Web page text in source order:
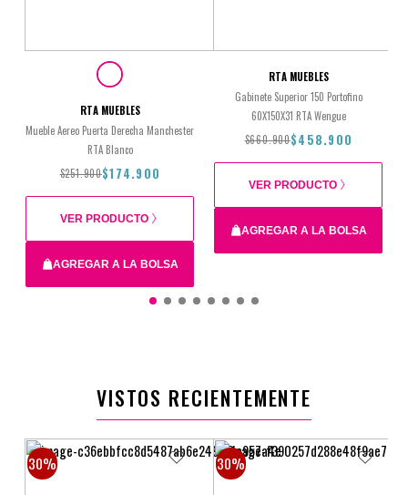
RTA MUEBLES
Mueble Aereo Puerta Derecha Manchester
RTA Blanco
$251.900$174.900
AGREGAR A LA BOLSA
VER PRODUCTO
$251.900 $174.900
RTA MUEBLES
Gabinete Superior 150 Portofino
60X150X31 RTA Wengue
$660.900$458.900
AGREGAR A LA BOLSA
VER PRODUCTO
$660.900
VISTOS RECIENTEMENTE
30% 30%